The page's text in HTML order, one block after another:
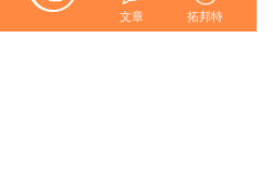
器输入电流： 通过USB接口60 ma
文章 拓邦特